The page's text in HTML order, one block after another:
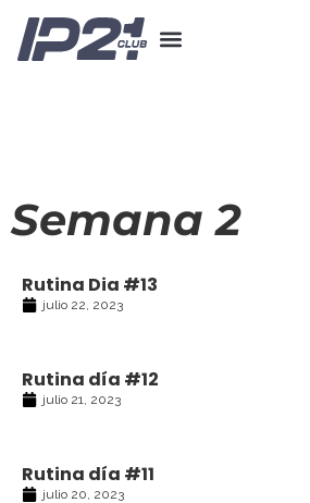
Semana 2
Rutina Dia #13
julio 22, 2023
Rutina día #12
julio 21, 2023
Rutina día #11
julio 20, 2023